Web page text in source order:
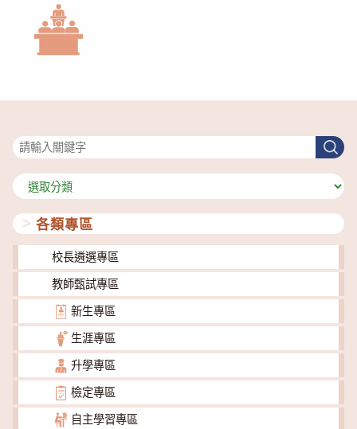
搜
尋
分
類
各類專區
校長遴選專區
教師甄試專區
新生專區
生涯專區
升學專區
檢定專區
自主學習專區